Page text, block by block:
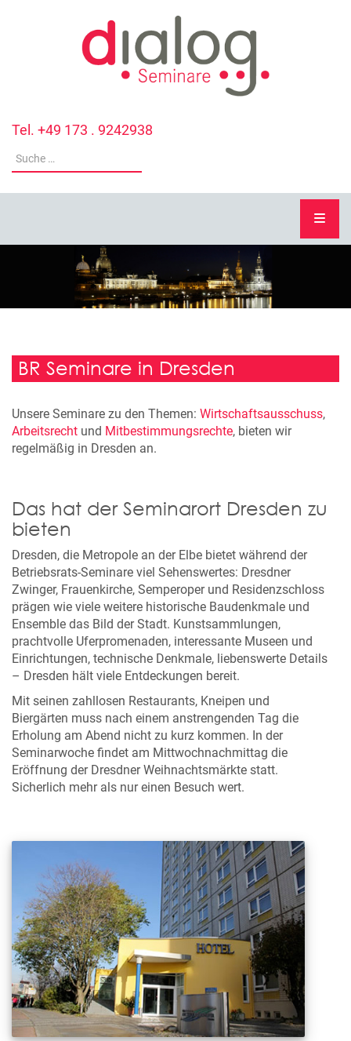
Tel. +49 173 . 9242938
BR Seminare in Dresden
Unsere Seminare zu den Themen: Wirtschaftsausschuss,
Arbeitsrecht und Mitbestimmungsrechte, bieten wir
regelmäßig in Dresden an.
Das hat der Seminarort Dresden zu
bieten
Dresden, die Metropole an der Elbe bietet während der
Betriebsrats-Seminare viel Sehenswertes: Dresdner
Zwinger, Frauenkirche, Semperoper und Residenzschloss
prägen wie viele weitere historische Baudenkmale und
Ensemble das Bild der Stadt. Kunstsammlungen,
prachtvolle Uferpromenaden, interessante Museen und
Einrichtungen, technische Denkmale, liebenswerte Details
– Dresden hält viele Entdeckungen bereit.
Mit seinen zahllosen Restaurants, Kneipen und
Biergärten muss nach einem anstrengenden Tag die
Erholung am Abend nicht zu kurz kommen. In der
Seminarwoche findet am Mittwochnachmittag die
Eröffnung der Dresdner Weihnachtsmärkte statt.
Sicherlich mehr als nur einen Besuch wert.